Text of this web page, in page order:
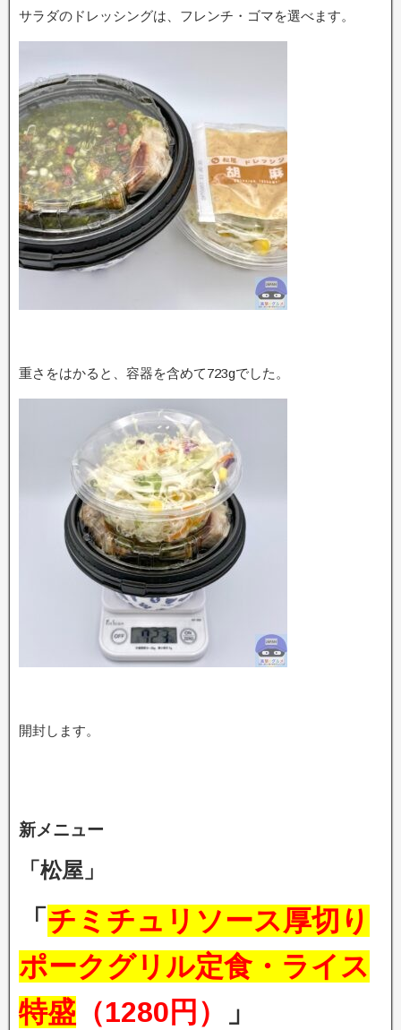
サラダのドレッシングは、フレンチ・ゴマを選べます。
重さをはかると、容器を含めて723gでした。
開封します。
新メニュー
「松屋」
「 チミチュリソース厚切り
ポークグリル定食・ライス
特盛 （1280円） 」